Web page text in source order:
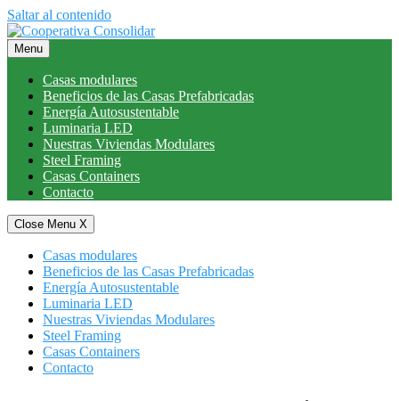
Saltar al contenido
Menu
Casas modulares
Beneficios de las Casas Prefabricadas
Energía Autosustentable
Luminaria LED
Nuestras Viviendas Modulares
Steel Framing
Casas Containers
Contacto
Close Menu X
Casas modulares
Beneficios de las Casas Prefabricadas
Energía Autosustentable
Luminaria LED
Nuestras Viviendas Modulares
Steel Framing
Casas Containers
Contacto